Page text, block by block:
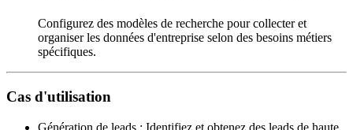
Configurez des modèles de recherche pour collecter et
organiser les données d'entreprise selon des besoins métiers
spécifiques.
Cas d'utilisation
Génération de leads : Identifiez et obtenez des leads de haute